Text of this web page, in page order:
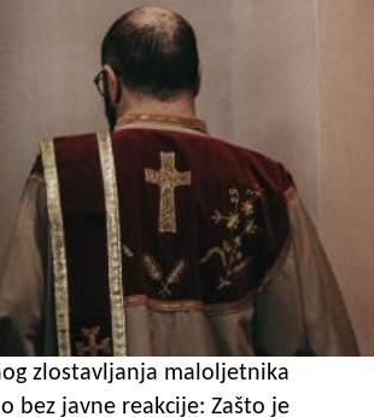
zlostavljanja maloljetnika
bez javne reakcije: Zašto je